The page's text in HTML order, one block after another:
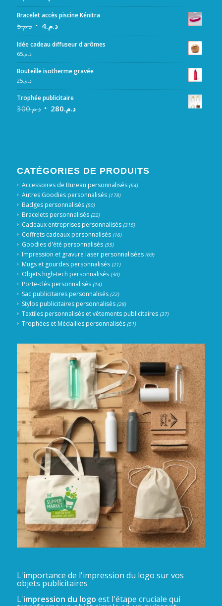
Bracelet accès piscine Kénitra
د.م.5 د.م.4
Idée cadeau diffuseur d'arômes
د.م.65
Bouteille isotherme gravée
د.م.25
Trophée publicitaire
د.م.300 د.م.280
CATÉGORIES DE PRODUITS
Accessoires de Bureau personnalisés (64)
Autres Goodies personnalisés (178)
Badges personnalisés (50)
Bracelets personnalisés (22)
Cadeaux entreprises personnalisés (315)
Coffrets cadeaux personnalisés (16)
Goodies d'été personnalisés (55)
Impression et gravure laser personnalisées (69)
Mugs et gourdes personnalisés (21)
Objets high-tech personnalisés (30)
Porte-clés personnalisés (14)
Sac publicitaires personnalisés (22)
Stylos publicitaires personnalisés (28)
Textiles personnalisés et vêtements publicitaires (37)
Trophées et Médailles personnalisés (51)
L'importance de l'impression du logo sur vos
objets publicitaires
L'impression du logo est l'étape cruciale qui